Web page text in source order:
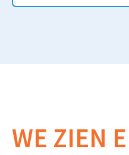
WE ZIEN